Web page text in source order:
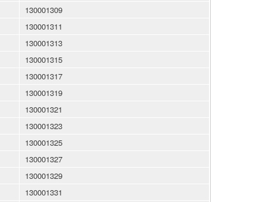
130001309
130001311
130001313
130001315
130001317
130001319
130001321
130001323
130001325
130001327
130001329
130001331